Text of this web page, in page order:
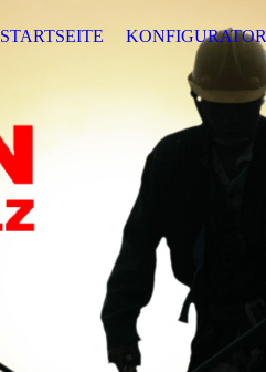
STARTSEITE KONFIGURATOR